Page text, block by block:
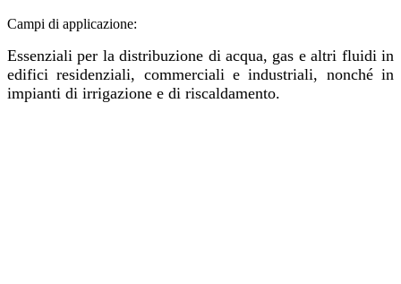
Campi di applicazione:
Essenziali per la distribuzione di acqua, gas e altri fluidi in
edifici residenziali, commerciali e industriali, nonché in
impianti di irrigazione e di riscaldamento.